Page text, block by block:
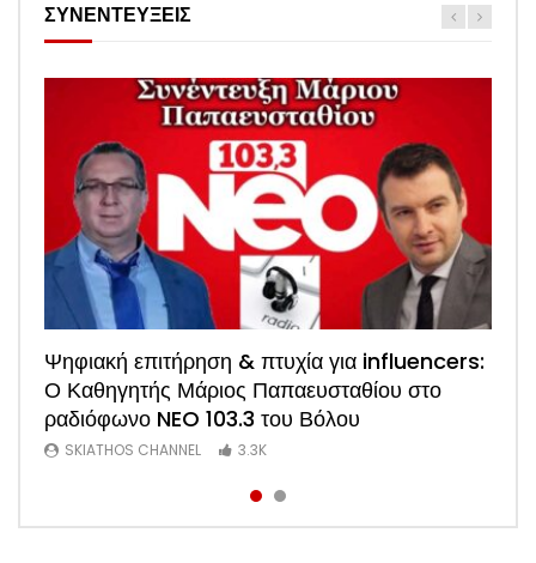
ΣΥΝΕΝΤΕΥΞΕΙΣ
Ψηφιακή επιτήρηση & πτυχία για influencers:
Ο Καθηγητής Μάριος Παπαευσταθίου στο
ραδιόφωνο NEO 103.3 του Βόλου
SKIATHOS CHANNEL 3.3K
ΑΠΟΚΛΕΙΣΤΙΚΟ: Η πρώτη συνέντευξη του
νέου Προέδρου Ξενοδόχων Σκιάθου Άκη
Τσαρούχη (Video)
SKIATHOS CHANNEL 1